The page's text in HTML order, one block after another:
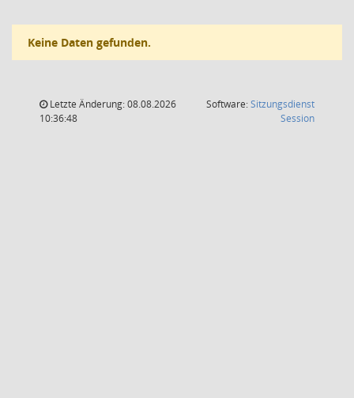
Keine Daten gefunden.
Letzte Änderung: 08.08.2026
10:36:48
Software:Sitzungsdienst
Session(Wird in